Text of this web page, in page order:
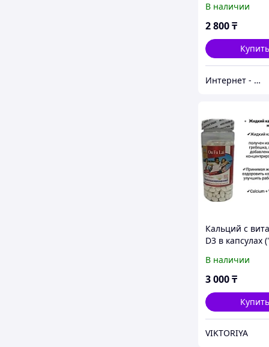
охлаждающим
эффектом,
В наличии
2 800₸
Купить
Интернет - магазин "Все лучшее из Индии"
Кальций с
D3 в капсулах
В наличии
3 000₸
Купить
VIKTORIYA